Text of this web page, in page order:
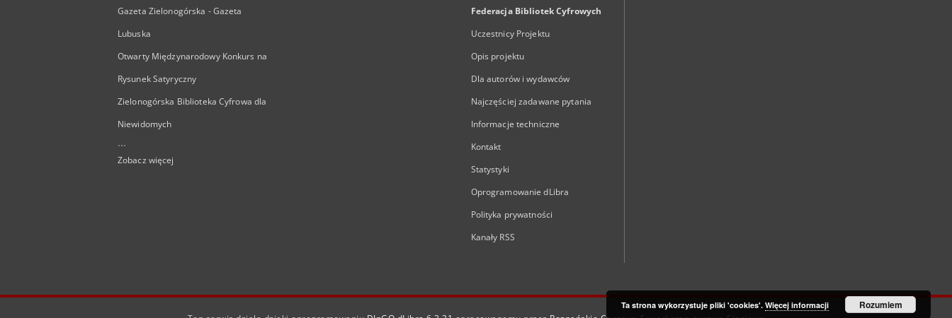
Gazeta Zielonogórska - Gazeta
Lubuska
Otwarty Międzynarodowy Konkurs na
Rysunek Satyryczny
Zielonogórska Biblioteka Cyfrowa dla
Niewidomych
...
Zobacz więcej
Federacja Bibliotek Cyfrowych
Uczestnicy Projektu
Opis projektu
Dla autorów i wydawców
Najczęściej zadawane pytania
Informacje techniczne
Kontakt
Statystyki
Oprogramowanie dLibra
Polityka prywatności
Kanały RSS
Ta strona wykorzystuje pliki 'cookies'. Więcej informacji Rozumiem